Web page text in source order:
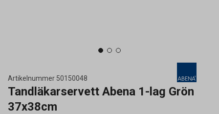
Artikelnummer 50150048
Tandläkarservett Abena 1-lag Grön
37x38cm